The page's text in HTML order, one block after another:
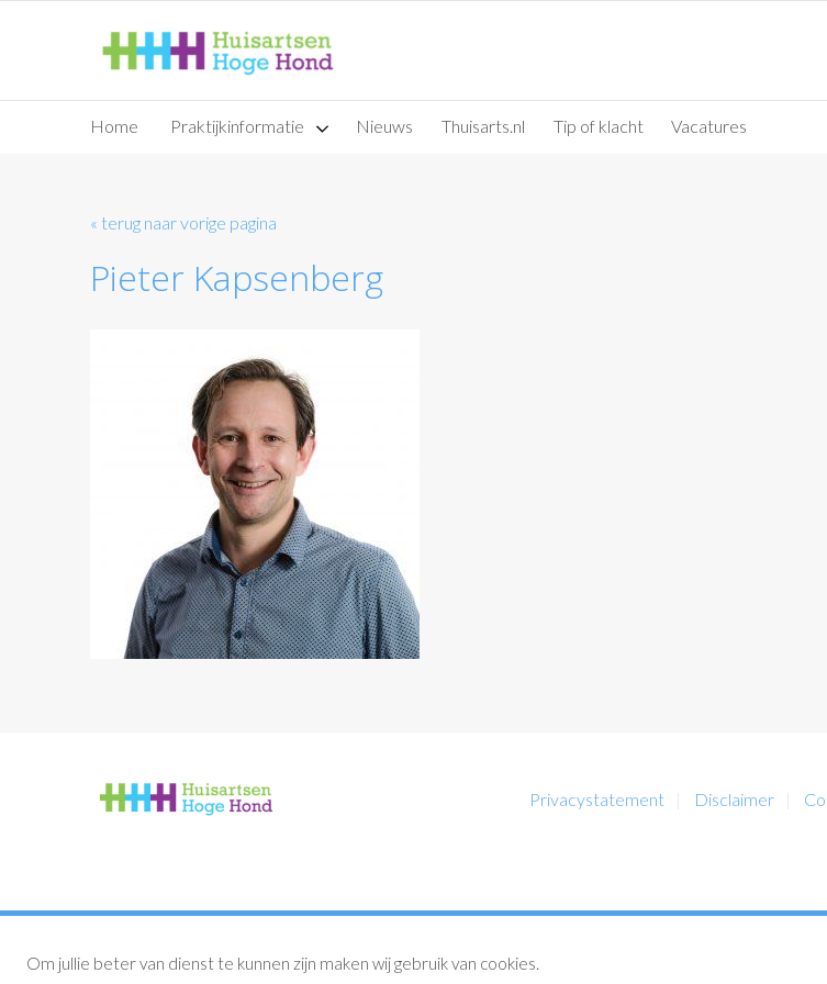
Home Praktijkinformatie Nieuws Thuisarts.nl Tip of klacht Vacatures
« terug naar vorige pagina
Pieter Kapsenberg
Privacystatement Disclaimer
Om jullie beter van dienst te kunnen zijn maken wij gebruik van cookies.